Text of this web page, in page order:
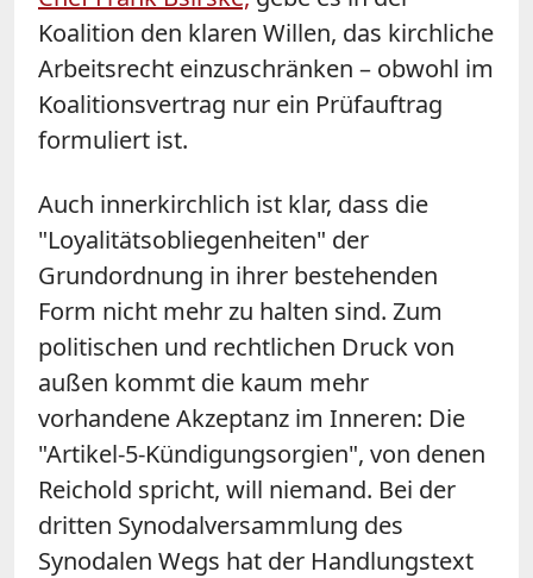
Koalition den klaren Willen, das kirchliche
Arbeitsrecht einzuschränken – obwohl im
Koalitionsvertrag nur ein Prüfauftrag
formuliert ist.
Auch innerkirchlich ist klar, dass die
"Loyalitätsobliegenheiten" der
Grundordnung in ihrer bestehenden
Form nicht mehr zu halten sind. Zum
politischen und rechtlichen Druck von
außen kommt die kaum mehr
vorhandene Akzeptanz im Inneren: Die
"Artikel-5-Kündigungsorgien", von denen
Reichold spricht, will niemand. Bei der
dritten Synodalversammlung des
Synodalen Wegs hat der Handlungstext